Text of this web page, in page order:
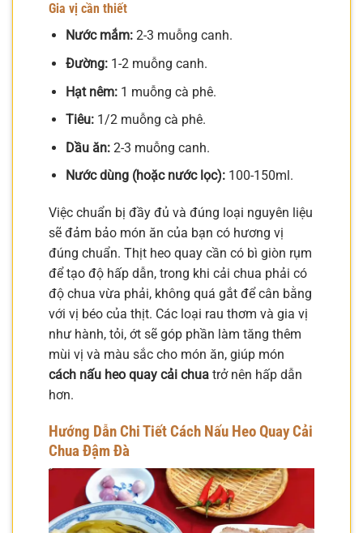
Gia vị cần thiết
Nước mắm:2-3 muỗng canh.
Đường:1-2 muỗng canh.
Hạt nêm:1 muỗng cà phê.
Tiêu:1/2 muỗng cà phê.
Dầu ăn:2-3 muỗng canh.
Nước dùng (hoặc nước lọc):100-150ml.
Việc chuẩn bị đầy đủ và đúng loại nguyên liệu
sẽ đảm bảo món ăn của bạn có hương vị
đúng chuẩn. Thịt heo quay cần có bì giòn rụm
để tạo độ hấp dẫn, trong khi cải chua phải có
độ chua vừa phải, không quá gắt để cân bằng
với vị béo của thịt. Các loại rau thơm và gia vị
như hành, tỏi, ớt sẽ góp phần làm tăng thêm
mùi vị và màu sắc cho món ăn, giúp món
cách nấu heo quay cải chua trở nên hấp dẫn
hơn.
Hướng Dẫn Chi Tiết Cách Nấu Heo Quay Cải
Chua Đậm Đà